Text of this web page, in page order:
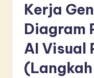
Kerja
Diagram
AI Visual